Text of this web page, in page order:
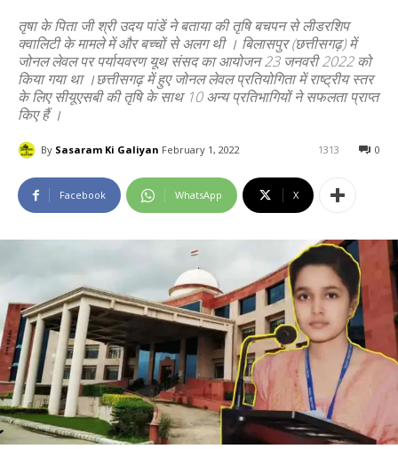
तृषा के पिता जी श्री उदय पांडें ने बताया की तृषि बचपन से लीडरशिप
क्वालिटी के मामले में और बच्चों से अलग थी । बिलासपुर (छत्तीसगढ़) में
जोनल लेवल पर पर्यायवरण यूथ संसद का आयोजन 23 जनवरी 2022 को
किया गया था ।छत्तीसगढ़ में हुए जोनल लेवल प्रतियोगिता में राष्ट्रीय स्तर
के लिए सीयूएसबी की तृषि के साथ 10 अन्य प्रतिभागियों ने सफलता प्राप्त
किए हैं ।
By Sasaram Ki Galiyan February 1, 2022 0
1313
Facebook WhatsApp X